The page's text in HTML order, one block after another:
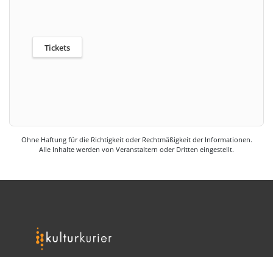
Tickets
Ohne Haftung für die Richtigkeit oder Rechtmäßigkeit der Informationen.
Alle Inhalte werden von Veranstaltern oder Dritten eingestellt.